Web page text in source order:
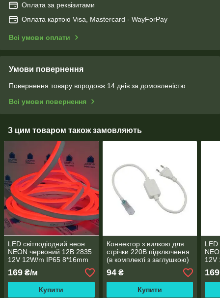
Оплата за реквізитами
Оплата картою Visa, Mastercard - WayForPay
Всі умови оплати
Умови повернення
Повернення товару впродовж 14 днів за домовленістю
Всі умови повернення
З цим товаром також замовляють
LED світлодіодний неон
NEON червоний 12B 2835
12V 12W/m IP65 8*16mm
169 ₴/м
Купити
Коннектор з вилкою для
стрічки 220В підключення
(в комплекті з заглушкою)
94₴
Купити
LED
12V
169